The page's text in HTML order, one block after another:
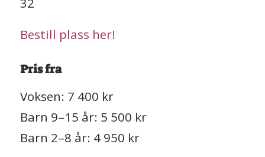
Bestill plass her!
Pris fra
Voksen: 7 400 kr
Barn 9–15 år: 5 500 kr
Barn 2–8 år: 4 950 kr